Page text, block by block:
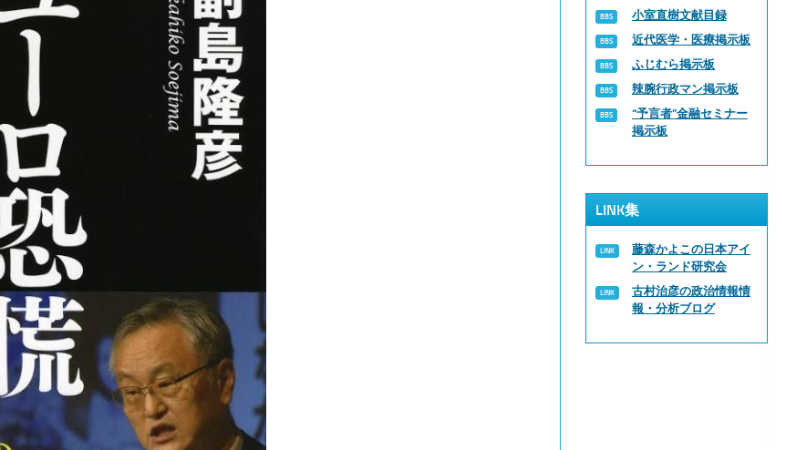
小室直樹文献目録
近代医学・医療掲示板
ふじむら掲示板
辣腕行政マン掲示板
“予言者”金融セミナー
掲示板
LINK集
藤森かよこの日本アイ
ン・ランド研究会
古村治彦の政治情報情
報・分析ブログ